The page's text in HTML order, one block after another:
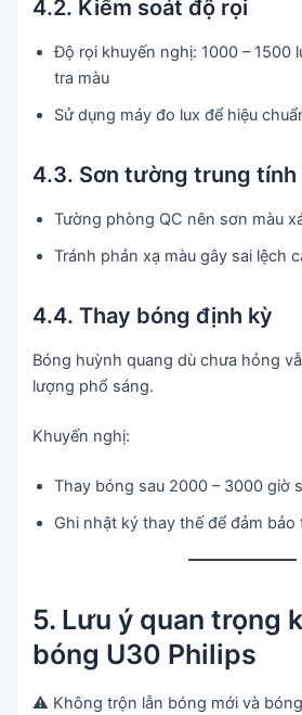
4.2. Kiểm soát độ rọi
Độ rọi khuyến nghị: 1000 – 1500
tra màu
Sử dụng máy đo lux để hiệu
4.3. Sơn tường trung tính
Tường phòng QC nên sơn màu
Tránh phản xạ màu gây sai lệch
4.4. Thay bóng định kỳ
Bóng huỳnh quang dù chưa hỏng
lượng phổ sáng.
Khuyến nghị:
Thay bóng sau 2000 – 3000 giờ
Ghi nhật ký thay thế để đảm bảo
5. Lưu ý quan trọng
bóng U30 Philips
⚠ Không trộn lẫn bóng mới và